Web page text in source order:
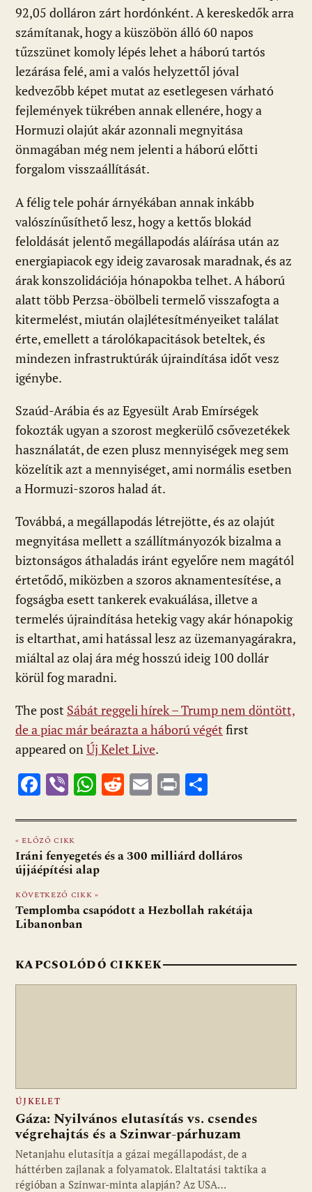
92,05 dolláron zárt hordónként. A kereskedők arra
számítanak, hogy a küszöbön álló 60 napos
tűzszünet komoly lépés lehet a háború tartós
lezárása felé, ami a valós helyzettől jóval
kedvezőbb képet mutat az esetlegesen várható
fejlemények tükrében annak ellenére, hogy a
Hormuzi olajút akár azonnali megnyitása
önmagában még nem jelenti a háború előtti
forgalom visszaállítását.
A félig tele pohár árnyékában annak inkább
valószínűsíthető lesz, hogy a kettős blokád
feloldását jelentő megállapodás aláírása után az
energiapiacok egy ideig zavarosak maradnak, és az
árak konszolidációja hónapokba telhet. A háború
alatt több Perzsa-öbölbeli termelő visszafogta a
kitermelést, miután olajlétesítményeiket találat
érte, emellett a tárolókapacitások beteltek, és
mindezen infrastruktúrák újraindítása időt vesz
igénybe.
Szaúd-Arábia és az Egyesült Arab Emírségek
fokozták ugyan a szorost megkerülő csővezetékek
használatát, de ezen plusz mennyiségek meg sem
közelítik azt a mennyiséget, ami normális esetben
a Hormuzi-szoros halad át.
Továbbá, a megállapodás létrejötte, és az olajút
megnyitása mellett a szállítmányozók bizalma a
biztonságos áthaladás iránt egyelőre nem magától
értetődő, miközben a szoros aknamentesítése, a
fogságba esett tankerek evakuálása, illetve a
termelés újraindítása hetekig vagy akár hónapokig
is eltarthat, ami hatással lesz az üzemanyagárakra,
miáltal az olaj ára még hosszú ideig 100 dollár
körül fog maradni.
The post Sábát reggeli hírek – Trump nem döntött,
de a piac már beárazta a háború végét first
appeared onÚj Kelet Live.
F
e
b
o
o
k
Vi
er
W
at
s
A
p
p
R
d
di
E
ai
l
Pr
t za
m
« ELŐZŐ CIKK
Iráni fenyegetés és a 300 milliárd dolláros
újjáépítési alap
KÖVETKEZŐ CIKK »
Templomba csapódott a Hezbollah rakétája
Libanonban
KAPCSOLÓDÓ CIKKEK
ÚJKELET
Gáza: Nyilvános elutasítás vs. csendes
végrehajtás és a Szinwar-párhuzam
Netanjahu elutasítja a gázai megállapodást, de a
háttérben zajlanak a folyamatok. Elaltatási taktika a
régióban a Szinwar-minta alapján? Az USA…